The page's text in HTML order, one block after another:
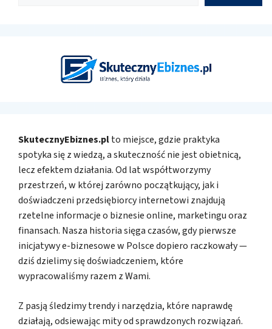
SkutecznyEbiznes.plto miejsce, gdzie praktyka
spotyka się z wiedzą, a skuteczność nie jest obietnicą,
lecz efektem działania. Od lat współtworzymy
przestrzeń, w której zarówno początkujący, jak i
doświadczeni przedsiębiorcy internetowi znajdują
rzetelne informacje o biznesie online, marketingu oraz
finansach. Nasza historia sięga czasów, gdy pierwsze
inicjatywy e-biznesowe w Polsce dopiero raczkowały —
dziś dzielimy się doświadczeniem, które
wypracowaliśmy razem z Wami.
Z pasją śledzimy trendy i narzędzia, które naprawdę
działają, odsiewając mity od sprawdzonych rozwiązań.